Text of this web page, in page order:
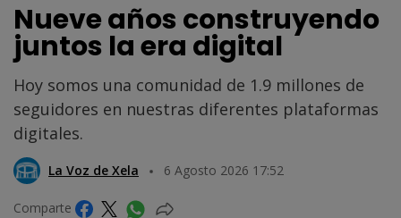
Nueve años construyendo
juntos la era digital
Hoy somos una comunidad de 1.9 millones de
seguidores en nuestras diferentes plataformas
digitales.
La Voz de Xela 6 Agosto 2026 17:52
Comparte